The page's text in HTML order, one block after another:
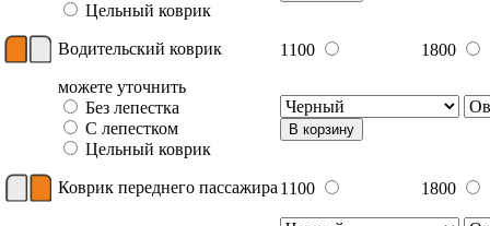
Цельный коврик
Водительский коврик 1100
1800
можете уточнить
Без лепестка
С лепестком
Цельный коврик
В корзину
Коврик переднего пассажира 1100 1800